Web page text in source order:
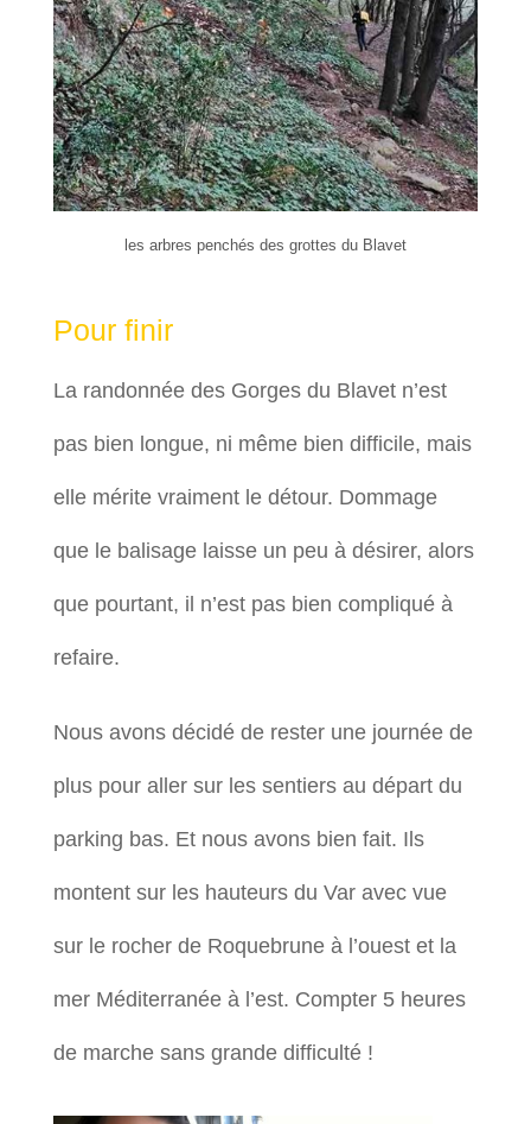
les arbres penchés des grottes du Blavet
Pour finir
La randonnée des Gorges du Blavet n’est
pas bien longue, ni même bien difficile, mais
elle mérite vraiment le détour. Dommage
que le balisage laisse un peu à désirer, alors
que pourtant, il n’est pas bien compliqué à
refaire.
Nous avons décidé de rester une journée de
plus pour aller sur les sentiers au départ du
parking bas. Et nous avons bien fait. Ils
montent sur les hauteurs du Var avec vue
sur le rocher de Roquebrune à l’ouest et la
mer Méditerranée à l’est. Compter 5 heures
de marche sans grande difficulté !